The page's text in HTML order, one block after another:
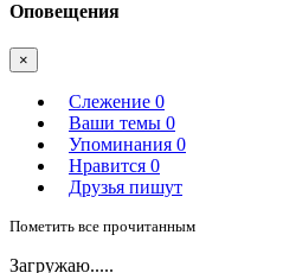
Оповещения
×
Слежение 0
Ваши темы 0
Упоминания 0
Нравится 0
Друзья пишут
Пометить все прочитанным
Загружаю.....